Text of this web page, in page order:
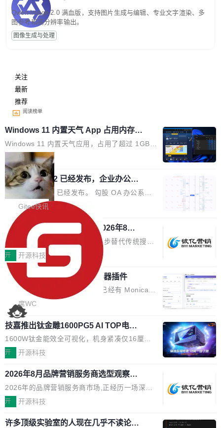
Qwen-Image-2.0 满血版，支持图片生成与编辑、专业文字渲染、多
图参考和高分辨率输出。
图像生成与处理
关注
最新
推荐
阅读榜单
Windows 11 内置天气 App 占用内存超
过 1GB
Windows 11 内置天气应用，占用了超过 1GB
内存。 Notebookcheck 的测试发现这个数字
时，反复确认了多次。不是 100MB，不是 500
MB，是 1 个 G。一个显示天气的应用。 Windo
ws 内置应用臃肿早就是老话题了，但一款天气
应用占用内存就超过 1G 还是过于离谱——问题
出在 WebView2。微软的天气 App 本质上是一
个嵌在 Edge WebView 里的网页。它不是一个
「应用」，它是一个运行在浏览器引擎里的网
页，外面套了一层 Windows 的壳。 WebView2
本身就是个内存大户。它加载了完整的 Edge 渲
染引擎，包括 JavaScript 引擎...
局
勾股 OA v6.0.2 已经发布，企业办公系
统勾股 OA v6.0.2 已经发布。 勾股 OA 办公系统
是一款简单实用的开源的企业办公系统。系统集
成了系统设置、附件管理、人事管理、行政管
理、消息管理、资产管理、企业公告、知识网
盘、审批流程设置、办公审批、工作计划、工作
汇报、工作日志、日常办公、财务管理、客户管
理、合同管理、项目管理、任务管理等功能模
块。系统简约，易于功能扩展，方便二次开发，
可以用来做日常 OA，CRM，ERP，业务管理等
系统。 勾股OA6.0.2版本主要是对勾股OA 6第
一个大版本发布的部分功能细节优化和bug问题
修复的版本，具体更新日志如下： 1、补全新版
本的各个审批类型的审批单导出 2、优化各个审
核反确认审批的逻辑，使...
Gitee快讯
942亿赛道如何选对伙伴？2026年8月G
EO公司推荐
当DeepSeek、豆包等大模型逐步替代传统搜索
成为用户获取信息的主要入口,品牌竞争的逻辑变
了:不再是争抢关键词排名,而是想办法进入AI脱
口而出的那个答案。"GEO公司推荐"这个搜索词
背后,折射的是企业面对新兴服务赛道时的集体困
惑——该信谁、看什么、怎么选。 据易观分析
《中国GEO市场产业图谱》数据,2026年中国GE
O行业规模预计达942亿元,同比增长169.7%。G
artner同期预测,传统搜索引擎访问量年内将下滑
25%,AI载体流量占比突破40%;埃森哲2025年中
国消费者调研则指出,37%的用户在有明确购买需
求时倾向于先问AI。几组数据指向一致:GEO已
从营销"加分项"变成品牌在AI时...
开 开源科技
为什么要开发又一个 AI 浏览器插件
说实话，每次有人问我"市面上已经有 Monica、
Sider、Copilot for Chrome 这些 AI 浏览器插件
了，你为什么还要再做一个"，我都觉得这个问题
问得好。 因为我自己也是从用户变成开发者的。
现有产品的天花板 我用过不少 AI 浏览器插件。
刚开始觉得都挺好——选中一段文字，弹出解
要。但用久了你会发现，它们本质上都是同一类
东西：一个带网页上下文的聊天框。 它们能读取
页面的文本，然后把文本丢给大模型，再返回一
段回答。仅此而已。 这当然有用，但总觉得差点
意思。比如我在一个后台管理系统里，需要填50
席WC
技嘉推出钛金雕1600PG5 AI TOP电
源：为发烧级主机与本地AI算力打造旗
舰供电方案
1600W钛金能效全可视化，机身紧凑仅16厘米
继2026台北电脑展首度亮相后，技嘉科技近日正
电源专为发烧级DIY主机与本地AI算力平台打
造，整机长度仅16厘米，提供1600W额定功率
与80PLUS钛金能效；支持ATX 3.1与PCIe 5.1
实时LCD监控屏，可充分满足当下高阶PC主机
开 开源科技
2026年8月品牌营销服务商选型观察：
从流量思维到品牌资产思维的范式转移
2026年的品牌营销服务商市场,正经历一场深刻
的价值重构。全球全案品牌代理机构市场从2025
复合增长率达5.44%,预计2032年将突破120亿美
开 开源科技
许多顶级实验室的人现在几乎不读论文